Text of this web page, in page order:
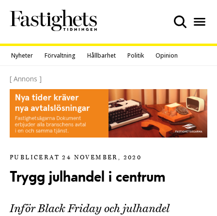
content
Nyheter Förvaltning Hållbarhet Politik Opinion
[ Annons ]
PUBLICERAT 24 NOVEMBER, 2020
Trygg julhandel i centrum
Inför Black Friday och julhandel